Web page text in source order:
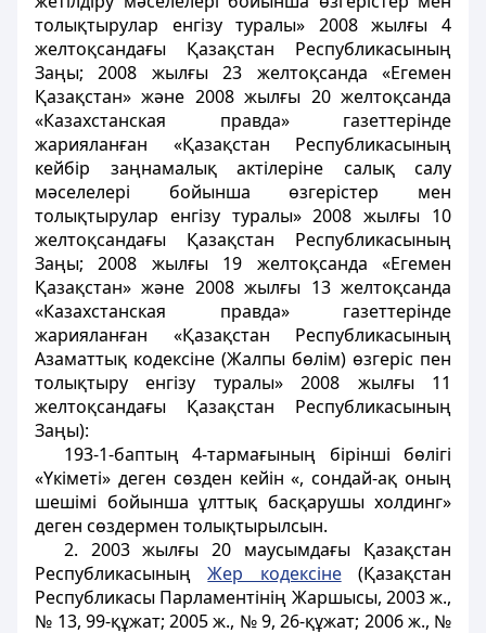
толықтырулар енгізу туралы» 2008 жылғы 4
желтоқсандағы Қазақстан Республикасының
Заңы; 2008 жылғы 23 желтоқсанда «Егемен
Қазақстан» және 2008 жылғы 20 желтоқсанда
«Казахстанская правда» газеттерінде
жарияланған «Қазақстан Республикасының
кейбір заңнамалық актілеріне салық салу
мәселелері бойынша өзгерістер мен
толықтырулар енгізу туралы» 2008 жылғы 10
желтоқсандағы Қазақстан Республикасының
Заңы; 2008 жылғы 19 желтоқсанда «Егемен
Қазақстан» және 2008 жылғы 13 желтоқсанда
«Казахстанская правда» газеттерінде
жарияланған «Қазақстан Республикасының
Азаматтық кодексіне (Жалпы бөлім) өзгеріс пен
толықтыру енгізу туралы» 2008 жылғы 11
желтоқсандағы Қазақстан Республикасының
Заңы):
193-1-баптың 4-тармағының бірінші бөлігі
«Үкіметі» деген сөзден кейін «, сондай-ақ оның
шешімі бойынша ұлттық басқарушы холдинг»
деген сөздермен толықтырылсын.
2. 2003 жылғы 20 маусымдағы Қазақстан
РеспубликасыныңЖер кодексіне(Қазақстан
Республикасы Парламентінің Жаршысы, 2003 ж.,
№ 13, 99-құжат; 2005 ж., № 9, 26-құжат; 2006 ж., №